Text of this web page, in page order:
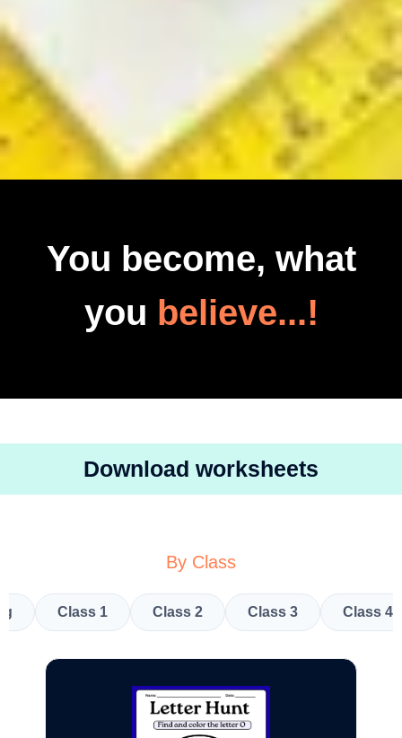
You become, what
you believe...!
Download worksheets
By Class
Class 1 Class 2 Class 3 Class 4